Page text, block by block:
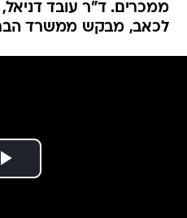
ממכרים. ד"ר עובד
לכאב, מבקש ממשרד